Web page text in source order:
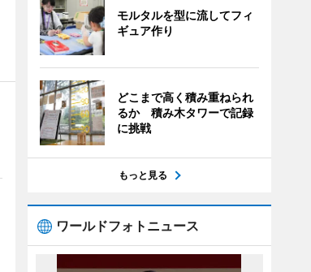
モルタルを型に流してフィ
ギュア作り
どこまで高く積み重ねられ
るか 積み木タワーで記録
に挑戦
もっと見る
ワールドフォトニュース